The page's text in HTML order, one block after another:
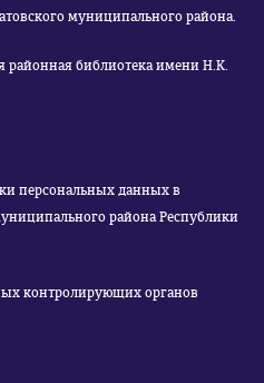
муниципального района.
районная библиотека имени Н.К.
персональных данных в
района Республики
контролирующих органов